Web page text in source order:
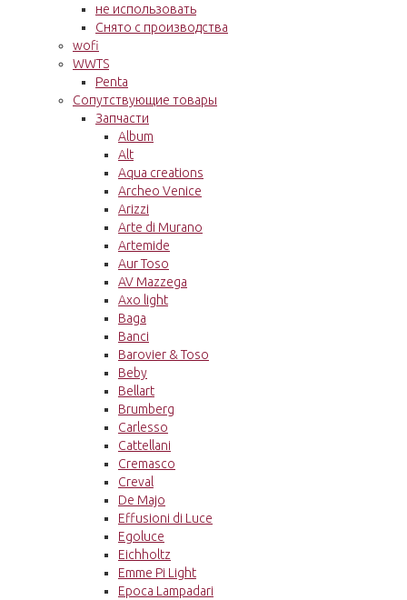
не использовать
Снято с производства
wofi
WWTS
Penta
Сопутствующие товары
Запчасти
Album
Alt
Aqua creations
Archeo Venice
Arizzi
Arte di Murano
Artemide
Aur Toso
AV Mazzega
Axo light
Baga
Banci
Barovier & Toso
Beby
Bellart
Brumberg
Carlesso
Cattellani
Cremasco
Creval
De Majo
Effusioni di Luce
Egoluce
Eichholtz
Emme Pi Light
Epoca Lampadari